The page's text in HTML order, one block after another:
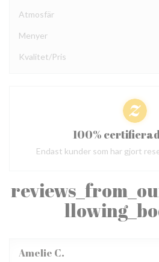
Amelie C
Atmosfär
Menyer
Kvalitet/Pris
100%
Endast kunder som har gjort